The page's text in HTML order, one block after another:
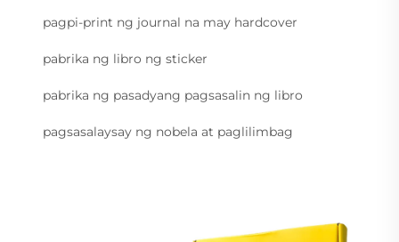
pagpi-print ng journal na may hardcover
pabrika ng libro ng sticker
pabrika ng pasadyang pagsasalin ng libro
pagsasalaysay ng nobela at paglilimbag